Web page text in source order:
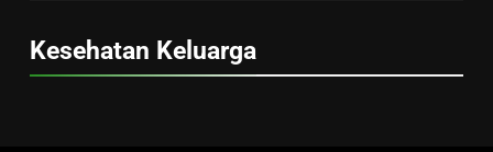
Ginjal Kiri Manusia, Organ Penyaring Darah
yang Menjaga Keseimbangan Tubuh
Kesehatan Keluarga